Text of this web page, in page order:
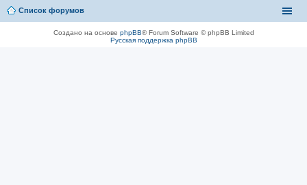
Список форумов
Создано на основе phpBB® Forum Software © phpBB Limited
Русская поддержка phpBB